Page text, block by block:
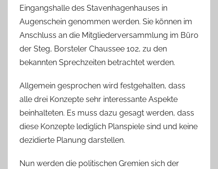
Eingangshalle des Stavenhagenhauses in
Augenschein genommen werden. Sie können im
Anschluss an die Mitgliederversammlung im Büro
der Steg, Borsteler Chaussee 102, zu den
bekannten Sprechzeiten betrachtet werden.
Allgemein gesprochen wird festgehalten, dass
alle drei Konzepte sehr interessante Aspekte
beinhalteten. Es muss dazu gesagt werden, dass
diese Konzepte lediglich Planspiele sind und keine
dezidierte Planung darstellen.
Nun werden die politischen Gremien sich der